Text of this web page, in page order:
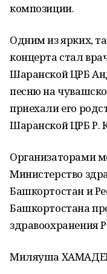
композиции.
Одним из ярких,
концерта стал
Шаранской ЦРБ
песню на
приехали его
Шаранской ЦРБ Р.
Организаторами
Министерство
Башкортостан и
Башкортостана
здравоохранения
Миляуша